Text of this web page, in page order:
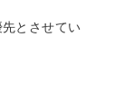
とさせてい